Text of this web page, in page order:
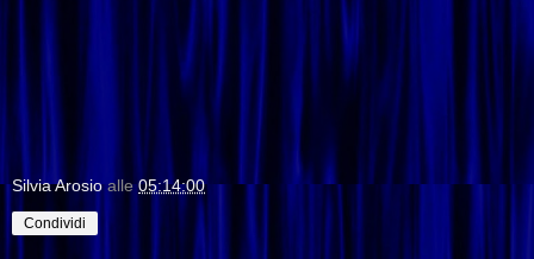
Silvia Arosio alle05:14:00
Condividi